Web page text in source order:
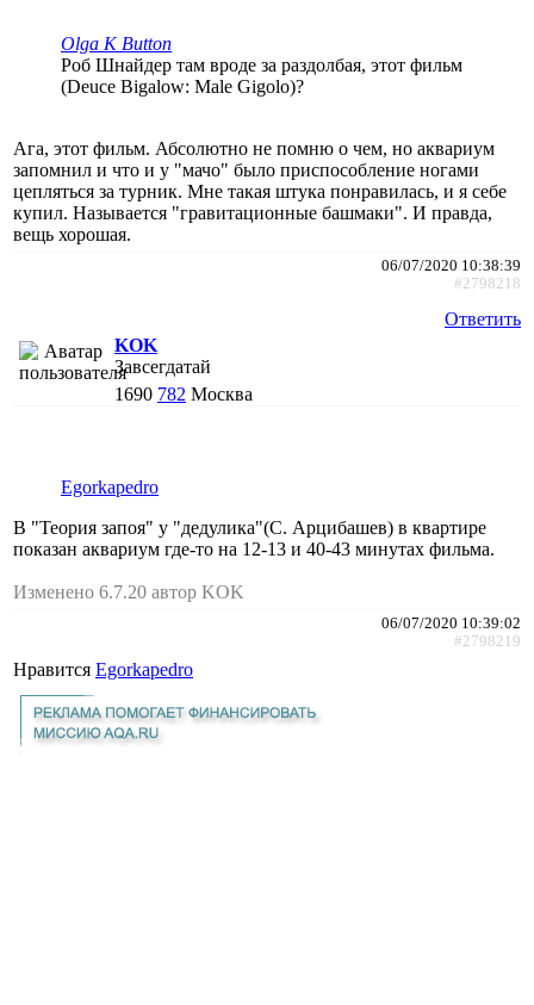
Olga K Button
Роб Шнайдер там вроде за раздолбая, этот фильм
(Deuce Bigalow: Male Gigolo)?
Ага, этот фильм. Абсолютно не помню о чем, но аквариум
запомнил и что и у "мачо" было приспособление ногами
цепляться за турник. Мне такая штука понравилась, и я себе
купил. Называется "гравитационные башмаки". И правда,
вещь хорошая.
06/07/2020 10:38:39
#2798218
Ответить
KOK
Завсегдатай
1690 782 Москва
Egorkapedro
В "Теория запоя" у "дедулика"(С. Арцибашев) в квартире
показан аквариум где-то на 12-13 и 40-43 минутах фильма.
Изменено 6.7.20 автор KOK
06/07/2020 10:39:02
#2798219
Нравится Egorkapedro